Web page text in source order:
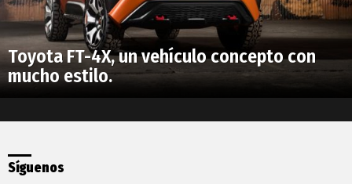
Toyota FT-4X, un vehículo concepto con
mucho estilo.
Síguenos